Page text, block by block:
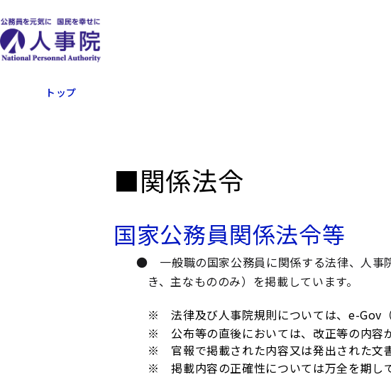
トップ
■関係法令
国家公務員関係法令等
● 一般職の国家公務員に関係する法律、人事
き、主なもののみ）を掲載しています。
※ 法律及び人事院規則については、e-Gov
※ 公布等の直後においては、改正等の内容
※ 官報で掲載された内容又は発出された文
※ 掲載内容の正確性については万全を期し